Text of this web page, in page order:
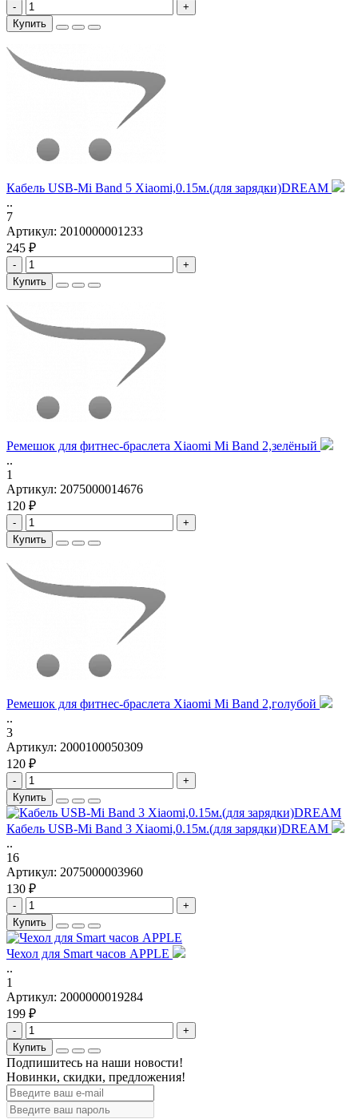
-
+
Купить
Кабель USB-Mi Band 5 Xiaomi,0.15м.(для зарядки)DREAM
..
7
Артикул: 2010000001233
245 ₽
-
+
Купить
Ремешок для фитнес-браслета Xiaomi Mi Band 2,зелёный
..
1
Артикул: 2075000014676
120 ₽
-
+
Купить
Ремешок для фитнес-браслета Xiaomi Mi Band 2,голубой
..
3
Артикул: 2000100050309
120 ₽
-
+
Купить
Кабель USB-Mi Band 3 Xiaomi,0.15м.(для зарядки)DREAM
..
16
Артикул: 2075000003960
130 ₽
-
+
Купить
Чехол для Smart часов APPLE
..
1
Артикул: 2000000019284
199 ₽
-
+
Купить
Подпишитесь на наши новости!
Новинки, скидки, предложения!